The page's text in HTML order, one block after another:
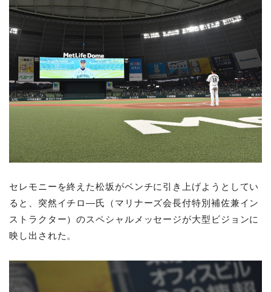
セレモニーを終えた松坂がベンチに引き上げようとしてい
ると、突然イチロ―氏（マリナーズ会長付特別補佐兼イン
ストラクター）のスペシャルメッセージが大型ビジョンに
映し出された。